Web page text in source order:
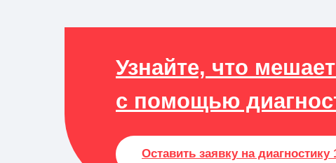
Узнайте, что
с помощью
Оставить заявку на диагностику